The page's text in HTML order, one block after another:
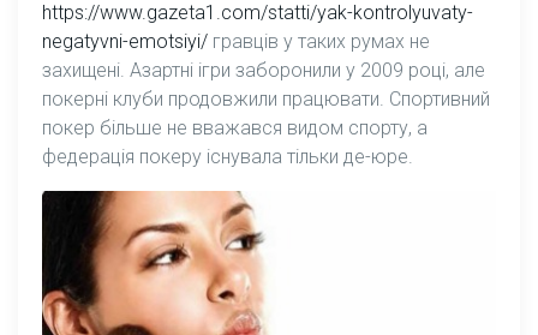
https://www.gazeta1.com/statti/yak-kontrolyuvaty-
negatyvni-emotsiyi/ гравців у таких румах не
захищені. Азартні ігри заборонили у 2009 році, але
покерні клуби продовжили працювати. Спортивний
покер більше не вважався видом спорту, а
федерація покеру існувала тільки де-юре.